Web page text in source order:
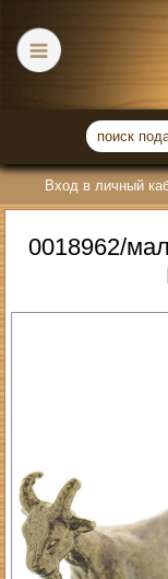
Вход в личный
0018962/